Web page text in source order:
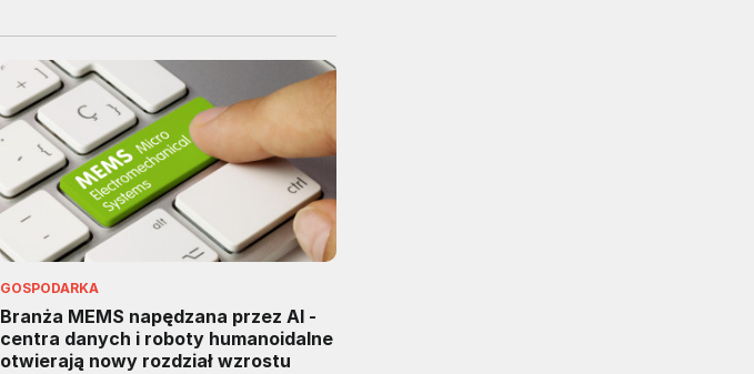
GOSPODARKA
Branża MEMS napędzana przez AI -
centra danych i roboty humanoidalne
otwierają nowy rozdział wzrostu